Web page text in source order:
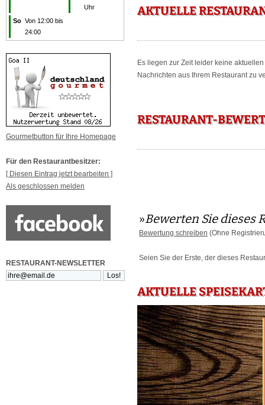
Uhr
So Von 12:00 bis
24:00
Gourmetbutton für Ihre Homepage
Für den Restaurantbesitzer:
[ Diesen Eintrag jetzt bearbeiten ]
Als geschlossen melden
RESTAURANT-NEWSLETTER
AKTUELLE
Es liegen zur Zeit leider keine
Nachrichten aus Ihrem Restaurant zu
RESTAURANT-
»Bewerten Sie dieses
Bewertung schreiben (Ohne
Seien Sie der Erste, der dieses
AKTUELLE